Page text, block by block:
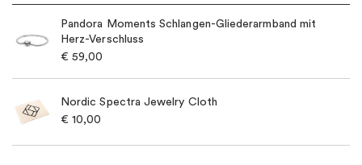
Pandora Moments Schlangen-Gliederarmband mit
Herz-Verschluss
€ 59,00
Nordic Spectra Jewelry Cloth
€ 10,00